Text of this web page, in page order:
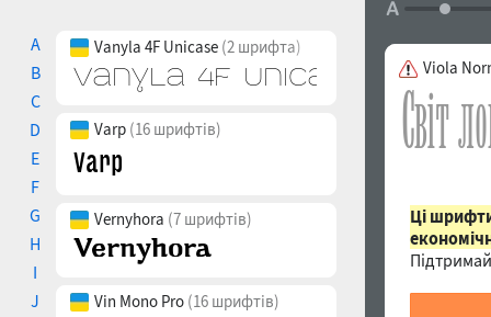
A
B
C
D
E
F
G
H
I
J
Vanyla 4F Unicase (2 шрифта)
Varp (16 шрифтів)
Vernyhora (7 шрифтів)
Vin Mono Pro (16 шрифтів)
Viola
Ці